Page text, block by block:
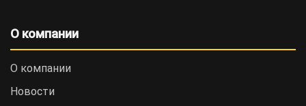
О компании
О компании
Новости